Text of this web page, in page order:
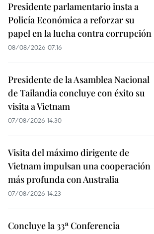
Presidente parlamentario insta a
Policía Económica a reforzar su
papel en la lucha contra corrupción
08/08/2026 07:16
Presidente de la Asamblea Nacional
de Tailandia concluye con éxito su
visita a Vietnam
07/08/2026 14:30
Visita del máximo dirigente de
Vietnam impulsan una cooperación
más profunda con Australia
07/08/2026 14:23
Concluye la 33ª Conferencia